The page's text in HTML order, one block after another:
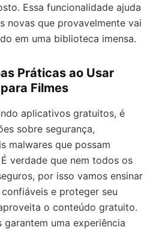
Essa funcionalidade ajuda
novas que provavelmente vai
em uma biblioteca imensa.
Práticas ao Usar
Filmes
aplicativos gratuitos, é
sobre segurança,
malwares que possam
verdade que nem todos os
por isso vamos ensinar
e proteger seu
o conteúdo gratuito.
garantem uma experiência